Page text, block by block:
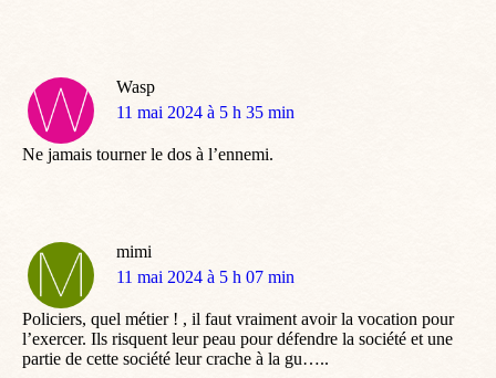
Wasp
dit
11 mai 2024 à 5 h 35 min
Ne jamais tourner le dos à l’ennemi.
mimi
dit
11 mai 2024 à 5 h 07 min
Policiers, quel métier ! , il faut vraiment avoir la vocation pour
l’exercer. Ils risquent leur peau pour défendre la société et une
partie de cette société leur crache à la gu…..